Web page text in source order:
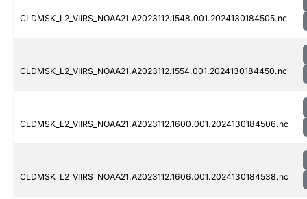
CLDMSK_L2_VIIRS_NOAA21.A2023112.1548.001.2024130184505.nc
CLDMSK_L2_VIIRS_NOAA21.A2023112.1554.001.2024130184450.nc
CLDMSK_L2_VIIRS_NOAA21.A2023112.1600.001.2024130184506.nc
CLDMSK_L2_VIIRS_NOAA21.A2023112.1606.001.2024130184538.nc